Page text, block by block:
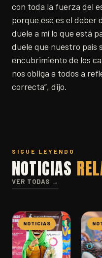
con toda la fuerza del
porque ese es el deber
duele a mí lo que está
duele que nuestro país
encubrimiento de los
nos obliga a todos a
correcta”, dijo.
SIGUE LEYENDO
NOTICIAS
VER TODAS →
NOTICIAS